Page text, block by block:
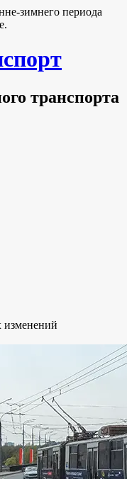
зимнего периода
транспорта
изменений